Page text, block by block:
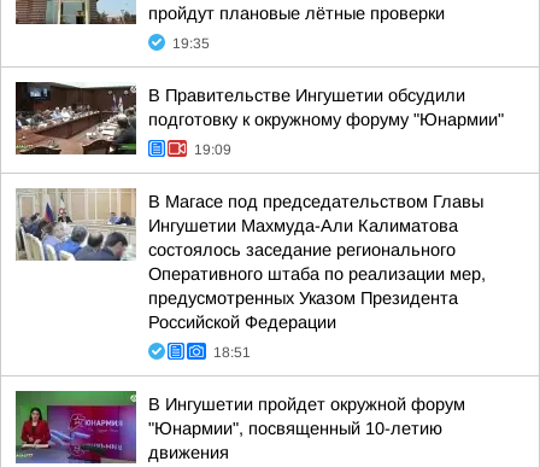
пройдут плановые лётные проверки
19:35
В Правительстве Ингушетии обсудили
подготовку к окружному форуму "Юнармии"
19:09
В Магасе под председательством Главы
Ингушетии Махмуда-Али Калиматова
состоялось заседание регионального
Оперативного штаба по реализации мер,
предусмотренных Указом Президента
Российской Федерации
18:51
В Ингушетии пройдет окружной форум
"Юнармии", посвященный 10-летию
движения